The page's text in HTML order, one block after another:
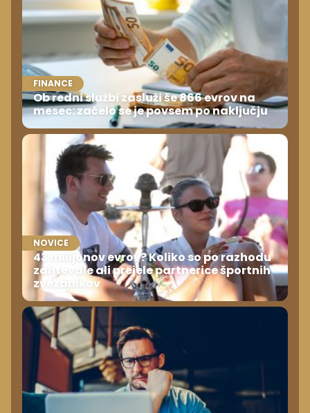
FINANCE
Ob redni službi zasluži še 866 evrov na
mesec: začelo se je povsem po naključju
NOVICE
43 milijonov evrov? Koliko so po razhodu
zahtevale ali prejele partnerice športnih
zvezdnikov